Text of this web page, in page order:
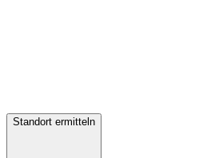
Standort ermitteln